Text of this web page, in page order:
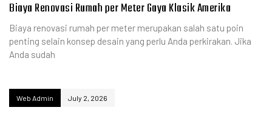
Biaya Renovasi Rumah per Meter Gaya Klasik Amerika
Biaya renovasi rumah per meter merupakan salah satu poin
penting selain konsep desain yang perlu Anda perkirakan. Jika
Anda sudah
Web Admin July 2, 2026